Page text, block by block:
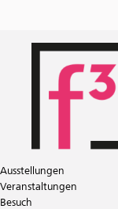
Ausstellungen
Veranstaltungen
Besuch